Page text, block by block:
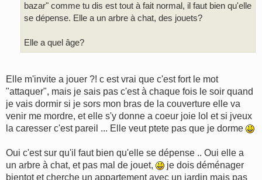
bazar" comme tu dis est tout à fait normal, il faut bien qu'elle
se dépense. Elle a un arbre à chat, des jouets?
Elle a quel âge?
Elle m'invite a jouer ?! c est vrai que c'est fort le mot
"attaquer", mais je sais pas c'est à chaque fois le soir quand
je vais dormir si je sors mon bras de la couverture elle va
venir me mordre, et elle s'y donne a coeur joie lol et si jveux
la caresser c'est pareil ... Elle veut ptete pas que je dorme
Oui c'est sur qu'il faut bien qu'elle se dépense .. Oui elle a
un arbre à chat, et pas mal de jouet,
je dois déménager
bientot et cherche un appartement avec un jardin mais pas